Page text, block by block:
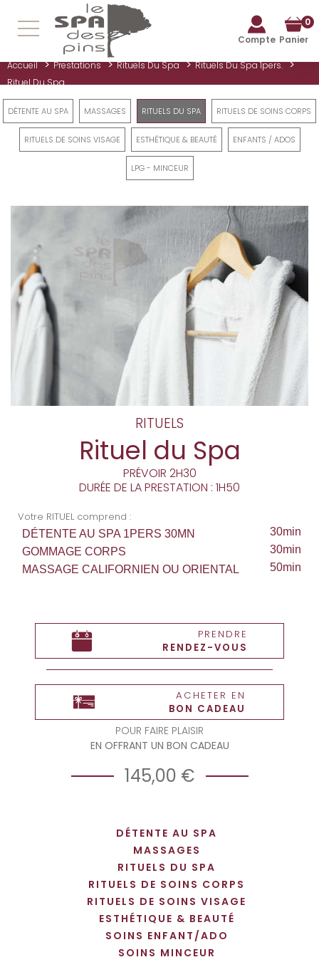
Compte
0
Panier
Accueil > Prestations > Rituels Du Spa > Rituels Du Spa 1pers. >
Rituel Du Spa
DÉTENTE AU SPA MASSAGES RITUELS DU SPA RITUELS DE SOINS CORPS
RITUELS DE SOINS VISAGE ESTHÉTIQUE & BEAUTÉ ENFANTS / ADOS
LPG - MINCEUR
RITUELS
Rituel du Spa
PRÉVOIR 2H30
DURÉE DE LA PRESTATION : 1H50
Votre RITUEL comprend :
DÉTENTE AU SPA 1PERS 30MN
30min
GOMMAGE CORPS
30min
MASSAGE CALIFORNIEN OU ORIENTAL
50min
PRENDRE
RENDEZ-VOUS
ACHETER EN
BON CADEAU
POUR FAIRE PLAISIR
EN OFFRANT UN BON CADEAU
145,00 €
DÉTENTE AU SPA
MASSAGES
RITUELS DU SPA
RITUELS DE SOINS CORPS
RITUELS DE SOINS VISAGE
ESTHÉTIQUE & BEAUTÉ
SOINS ENFANT/ADO
SOINS MINCEUR